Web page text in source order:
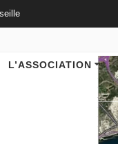
L’ASSOCIATION